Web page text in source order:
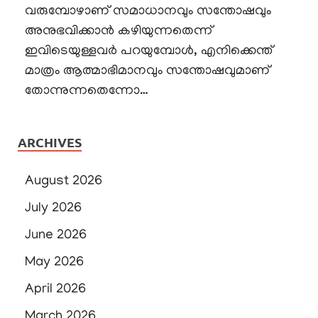
വരുമ്പോഴാണ് സമാധാനവും സന്തോഷവും
അനുഭവിക്കാൻ കഴിയുന്നതെന്ന്
ഇവിടെയുള്ളവർ പറയുമ്പോൾ, എനിക്കെന്ത്
മാത്രം ആത്മാഭിമാനവും സന്തോഷവുമാണ്
തോന്നുന്നതെന്നോ…
ARCHIVES
August 2026
July 2026
June 2026
May 2026
April 2026